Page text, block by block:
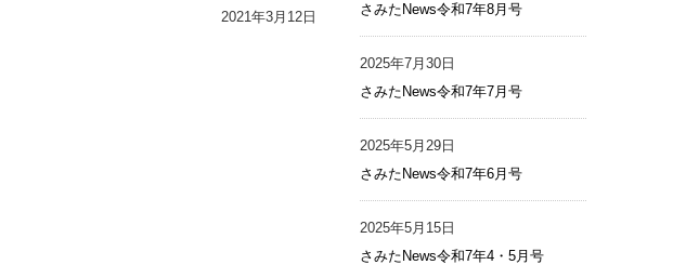
2021年3月12日
さみたNews令和7年8月号
2025年7月30日
さみたNews令和7年7月号
2025年5月29日
さみたNews令和7年6月号
2025年5月15日
さみたNews令和7年4・5月号